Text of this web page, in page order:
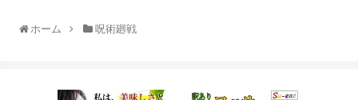
ホーム 呪術廻戦